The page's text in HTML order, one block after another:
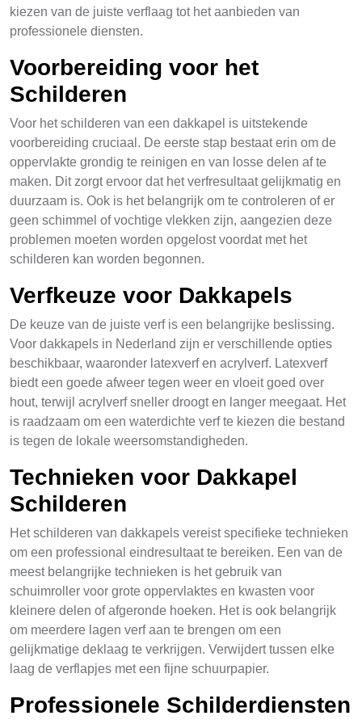
kiezen van de juiste verflaag tot het aanbieden van
professionele diensten.
Voorbereiding voor het
Schilderen
Voor het schilderen van een dakkapel is uitstekende
voorbereiding cruciaal. De eerste stap bestaat erin om de
oppervlakte grondig te reinigen en van losse delen af te
maken. Dit zorgt ervoor dat het verfresultaat gelijkmatig en
duurzaam is. Ook is het belangrijk om te controleren of er
geen schimmel of vochtige vlekken zijn, aangezien deze
problemen moeten worden opgelost voordat met het
schilderen kan worden begonnen.
Verfkeuze voor Dakkapels
De keuze van de juiste verf is een belangrijke beslissing.
Voor dakkapels in Nederland zijn er verschillende opties
beschikbaar, waaronder latexverf en acrylverf. Latexverf
biedt een goede afweer tegen weer en vloeit goed over
hout, terwijl acrylverf sneller droogt en langer meegaat. Het
is raadzaam om een waterdichte verf te kiezen die bestand
is tegen de lokale weersomstandigheden.
Technieken voor Dakkapel
Schilderen
Het schilderen van dakkapels vereist specifieke technieken
om een professional eindresultaat te bereiken. Een van de
meest belangrijke technieken is het gebruik van
schuimroller voor grote oppervlaktes en kwasten voor
kleinere delen of afgeronde hoeken. Het is ook belangrijk
om meerdere lagen verf aan te brengen om een
gelijkmatige deklaag te verkrijgen. Verwijdert tussen elke
laag de verflapjes met een fijne schuurpapier.
Professionele Schilderdiensten